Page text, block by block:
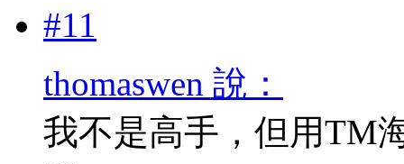
#11
thomaswen 說：
我不是高手，但用TM